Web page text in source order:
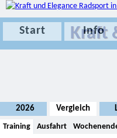
Kraft
Start Info
2026 Vergleich
Training Ausfahrt